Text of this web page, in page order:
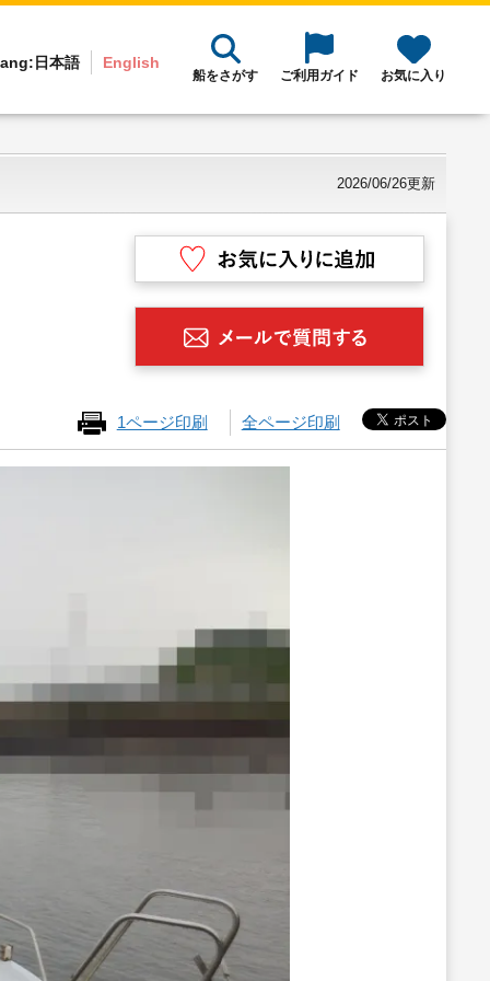
日本語 English
船をさがす ご利用ガイド お気に入り
2026/06/26更新
1ページ印刷 全ページ印刷